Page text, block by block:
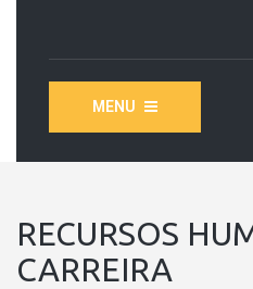
MENU
RECURSOS
CARREIRA